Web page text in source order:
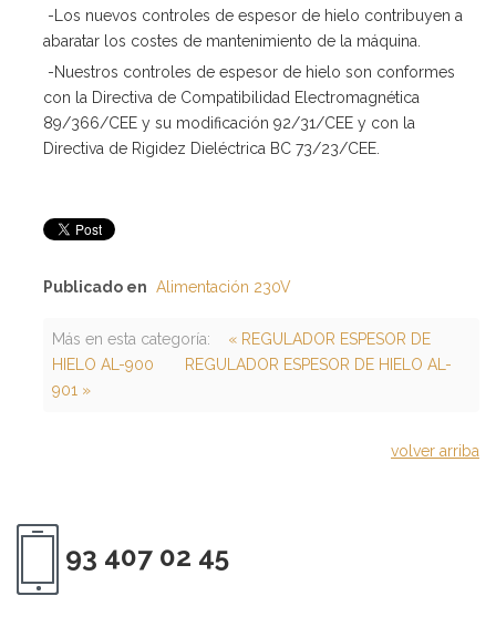
-Los nuevos controles de espesor de hielo contribuyen a
abaratar los costes de mantenimiento de la máquina.
-Nuestros controles de espesor de hielo son conformes
con la Directiva de Compatibilidad Electromagnética
89/366/CEE y su modificación 92/31/CEE y con la
Directiva de Rigidez Dieléctrica BC 73/23/CEE.
Publicado en Alimentación 230V
Más en esta categoría:
« REGULADOR ESPESOR DE
HIELO AL-900
REGULADOR ESPESOR DE HIELO AL-
901 »
volver arriba
93 407 02 45